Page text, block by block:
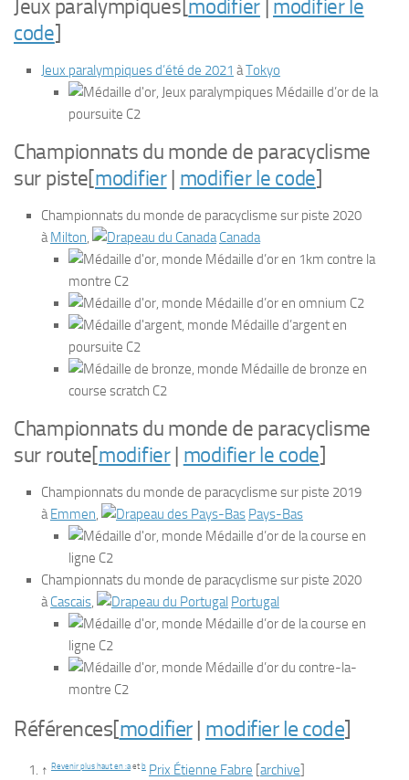
Jeux paralympiques[modifier| modifier le
code]
Jeux paralympiques d’été de 2021 àTokyo
Médaille d’or de la
poursuite C2
Championnats du monde de paracyclisme
sur piste[modifier| modifier le code]
Championnats du monde de paracyclisme sur piste 2020
àMilton,
Canada
Médaille d’or en 1km contre la
montre C2
Médaille d’or en omnium C2
Médaille d’argent en
poursuite C2
Médaille de bronze en
course scratch C2
Championnats du monde de paracyclisme
sur route[modifier| modifier le code]
Championnats du monde de paracyclisme sur piste 2019
àEmmen,
Pays-Bas
Médaille d’or de la course en
ligne C2
Championnats du monde de paracyclisme sur piste 2020
àCascais,
Portugal
Médaille d’or de la course en
ligne C2
Médaille d’or du contre-la-
montre C2
Références[modifier| modifier le code]
↑ Revenir plus haut en :aetb Prix Étienne Fabre [archive]